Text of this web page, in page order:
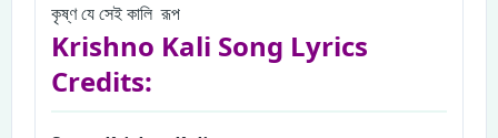
কৃষ্ণ যে সেই কালি রূপ
Krishno Kali Song Lyrics
Credits: